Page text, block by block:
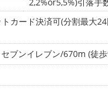
カード決済可(分割最大
セブンイレブン/670m (徒